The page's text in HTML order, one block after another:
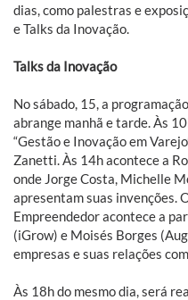
dias, como palestras e
e Talks da Inovação.
Talks da Inovação
No sábado, 15, a
abrange manhã e tarde. Às
“Gestão e Inovação em
Zanetti. Às 14h acontece a
onde Jorge Costa, Michelle
apresentam suas invenções.
Empreendedor acontece a
(iGrow) e Moisés Borges
empresas e suas relações
Às 18h do mesmo dia, será